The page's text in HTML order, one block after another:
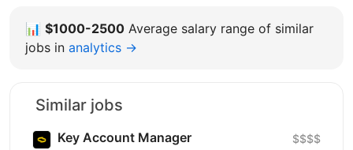
📊 $1000-2500 Average salary range of similar
jobs in analytics →
Similar jobs
Key Account Manager $$$$